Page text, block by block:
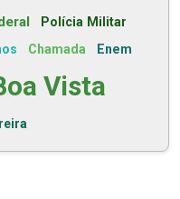
Polícia Militar
Chamada Enem
Vista